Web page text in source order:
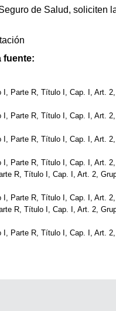
de Salud, soliciten
fuente:
I, Parte R, Título I, Cap. I, Art.
I, Parte R, Título I, Cap. I, Art.
I, Parte R, Título I, Cap. I, Art.
I, Parte R, Título I, Cap. I, Art.
R, Título I, Cap. I, Art. 2,
I, Parte R, Título I, Cap. I, Art.
R, Título I, Cap. I, Art. 2,
I, Parte R, Título I, Cap. I, Art.